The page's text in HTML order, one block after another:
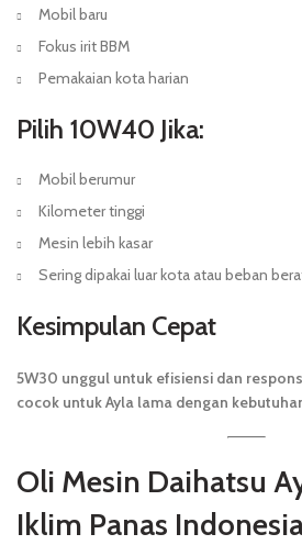
Mobil baru
Fokus irit BBM
Pemakaian kota harian
Pilih 10W40 Jika:
Mobil berumur
Kilometer tinggi
Mesin lebih kasar
Sering dipakai luar kota atau beban
Kesimpulan Cepat
5W30 unggul untuk efisiensi dan
cocok untuk Ayla lama dengan
Oli Mesin Daihatsu
Iklim Panas